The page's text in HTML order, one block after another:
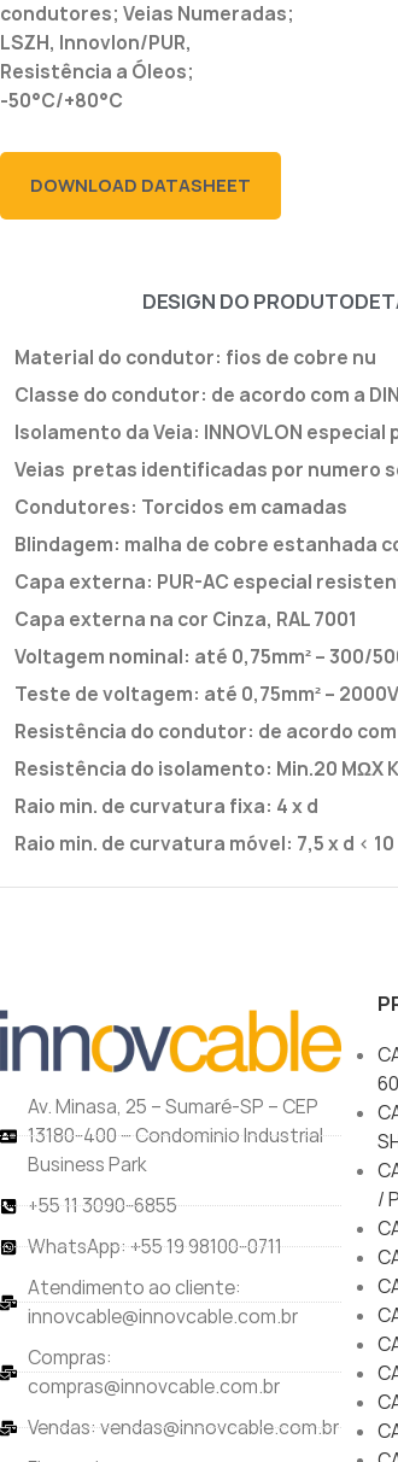
condutores; Veias Numeradas;
LSZH, Innovlon/PUR,
Resistência a Óleos;
-50°C/+80°C
DOWNLOAD DATASHEET
DESIGN DO PRODUTO
Material do condutor: fios de cobre nu
Classe do condutor: de acordo com a
Isolamento da Veia: INNOVLON
Veias pretas identificadas por numero
Condutores: Torcidos em camadas
Blindagem: malha de cobre estanhada
Capa externa: PUR-AC especial
Capa externa na cor Cinza, RAL 7001
Voltagem nominal: até 0,75mm² – 300/
Teste de voltagem: até 0,75mm² –
Resistência do condutor: de acordo com
Resistência do isolamento: Min.20 MΩX
Raio min. de curvatura fixa: 4 x d
Raio min. de curvatura móvel: 7,5 x d < 10
Av. Minasa, 25 – Sumaré-SP – CEP
13180-400 – Condominio Industrial
Business Park
+55 11 3090-6855
WhatsApp: +55 19 98100-0711
Atendimento ao cliente:
innovcable@innovcable.com.br
Compras:
compras@innovcable.com.br
Vendas: vendas@innovcable.com.br
/